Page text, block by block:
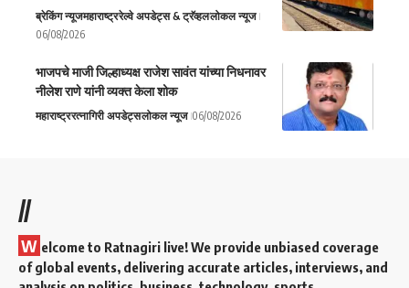
ब्रेकिंग न्यूजमहाराष्ट्ररेल्वे अपडेट्स & ट्रॅव्हललोकल न्यूज
06/08/2026
भाजपचे माजी जिल्हाध्यक्ष राजेश सावंत यांच्या निधनावर
नीलेश राणे यांनी व्यक्त केला शोक
महाराष्ट्ररत्नागिरी अपडेट्सलोकल न्यूज 06/08/2026
//
W elcome to Ratnagiri live! We provide unbiased coverage
of global events, delivering accurate articles, interviews, and